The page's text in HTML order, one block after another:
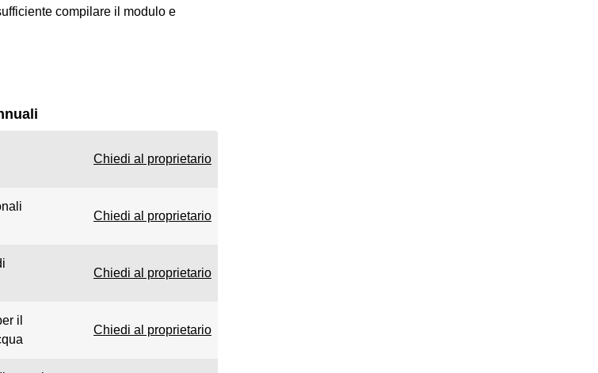
compilare il modulo e
Chiedi al proprietario
Chiedi al proprietario
Chiedi al proprietario
il
Chiedi al proprietario